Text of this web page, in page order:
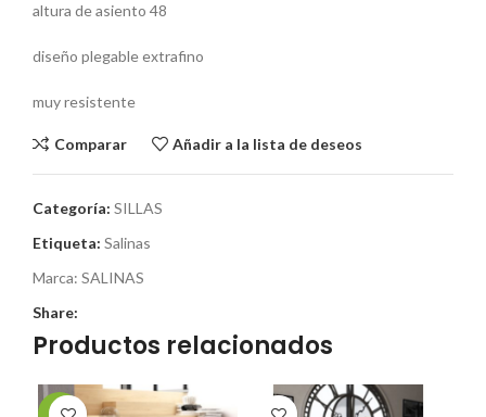
altura de asiento 48
diseño plegable extrafino
muy resistente
Comparar Añadir a la lista de deseos
Categoría: SILLAS
Etiqueta: Salinas
Marca: SALINAS
Share:
Productos relacionados
-9%